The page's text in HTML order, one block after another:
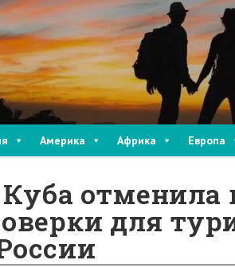
Америка Африка Европа
отменила
для